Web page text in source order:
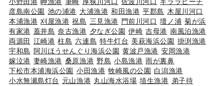
小野田港 岬漁港 筆崎 厚狭川河口 佐波川河口 キララビーチ
彦島南公園 池の浦港 大浦漁港 和田漁港 平郡島 木屋川河口
本浦漁港 刈屋漁港 祝島 三見漁港 門前川河口 壇ノ浦 菊が浜
有家港 蓋井島 奈古漁港 夕なぎ公園 伊崎 吉母港 南風泊漁港
両源田
江崎港 柱島 六連島 特牛灯台 美萩海浜公園 掛渕漁港
宇和島
阿川ほうせんぐり海浜公園 黄波戸漁港 安岡漁港
嫁泣港 妻崎漁港 桑原漁港 野島 小島漁港 雨が裏鼻
下松市本浦海浜公園 小田漁港 牧崎風の公園 白潟漁港
小水無瀬島灯台 元山漁港 丸山海水浴場 埴生漁港 弟子待